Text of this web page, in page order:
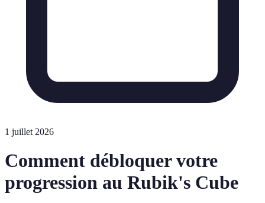
1 juillet 2026
Comment débloquer votre
progression au Rubik's Cube